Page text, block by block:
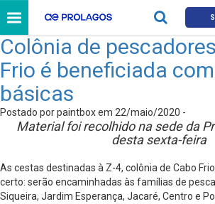
Colônia de
Frio é beneficiada
básicas
Postado por paintbox em 22/maio/2020 -
Material foi recolhido na sede da
desta sexta-feira
As cestas destinadas à Z-4, colônia de Cabo
certo: serão encaminhadas às famílias de
Siqueira, Jardim Esperança, Jacaré, Centro e